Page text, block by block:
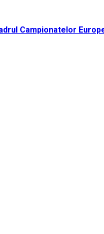
Campionatelor